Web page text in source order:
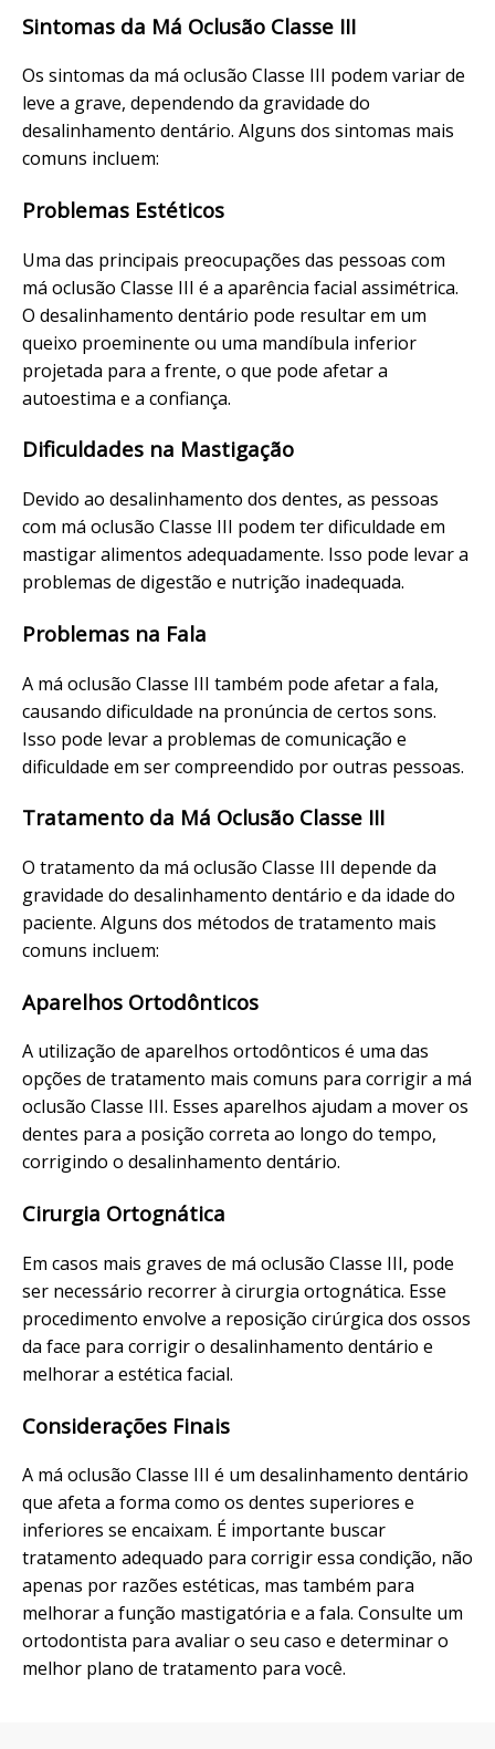
Sintomas da Má Oclusão Classe III
Os sintomas da má oclusão Classe III podem variar de
leve a grave, dependendo da gravidade do
desalinhamento dentário. Alguns dos sintomas mais
comuns incluem:
Problemas Estéticos
Uma das principais preocupações das pessoas com
má oclusão Classe III é a aparência facial assimétrica.
O desalinhamento dentário pode resultar em um
queixo proeminente ou uma mandíbula inferior
projetada para a frente, o que pode afetar a
autoestima e a confiança.
Dificuldades na Mastigação
Devido ao desalinhamento dos dentes, as pessoas
com má oclusão Classe III podem ter dificuldade em
mastigar alimentos adequadamente. Isso pode levar a
problemas de digestão e nutrição inadequada.
Problemas na Fala
A má oclusão Classe III também pode afetar a fala,
causando dificuldade na pronúncia de certos sons.
Isso pode levar a problemas de comunicação e
dificuldade em ser compreendido por outras pessoas.
Tratamento da Má Oclusão Classe III
O tratamento da má oclusão Classe III depende da
gravidade do desalinhamento dentário e da idade do
paciente. Alguns dos métodos de tratamento mais
comuns incluem:
Aparelhos Ortodônticos
A utilização de aparelhos ortodônticos é uma das
opções de tratamento mais comuns para corrigir a má
oclusão Classe III. Esses aparelhos ajudam a mover os
dentes para a posição correta ao longo do tempo,
corrigindo o desalinhamento dentário.
Cirurgia Ortognática
Em casos mais graves de má oclusão Classe III, pode
ser necessário recorrer à cirurgia ortognática. Esse
procedimento envolve a reposição cirúrgica dos ossos
da face para corrigir o desalinhamento dentário e
melhorar a estética facial.
Considerações Finais
A má oclusão Classe III é um desalinhamento dentário
que afeta a forma como os dentes superiores e
inferiores se encaixam. É importante buscar
tratamento adequado para corrigir essa condição, não
apenas por razões estéticas, mas também para
melhorar a função mastigatória e a fala. Consulte um
ortodontista para avaliar o seu caso e determinar o
melhor plano de tratamento para você.